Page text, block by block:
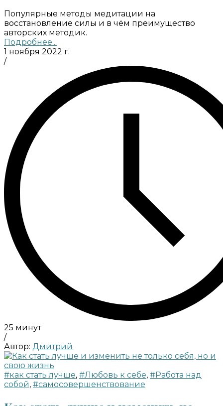
Популярные методы медитации на
восстановление силы и в чём преимущество
авторских методик.
Подробнее...
1 ноября 2022 г.
/
25 минут
/
Автор: Дмитрий
#как стать лучше, #Любовь к себе, #Работа над
собой, #самосовершенствование